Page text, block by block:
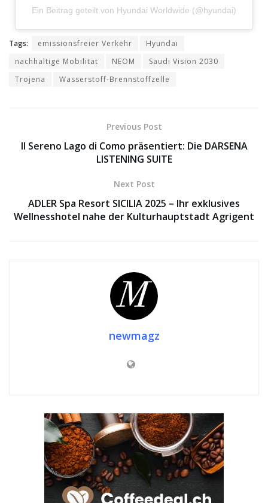
Ein Beitrag geteilt von Hyundai Worldwide (@hyundai)
Tags: emissionsfreier Verkehr
Hyundai
nachhaltige Mobilität
NEOM
Saudi Vision 2030
Trojena
Wasserstoff-Brennstoffzelle
Previous Post
Il Sereno Lago di Como präsentiert: Die DARSENA
LISTENING SUITE
Next Post
ADLER Spa Resort SICILIA 2025 – Ihr exklusives
Wellnesshotel nahe der Kulturhauptstadt Agrigent
newmagz